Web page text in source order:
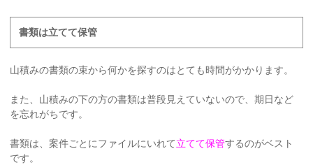
書類は立てて保管
山積みの書類の束から何かを探すのはとても時間がかかります。
また、山積みの下の方の書類は普段見えていないので、期日など
を忘れがちです。
書類は、案件ごとにファイルにいれて立てて保管するのがベスト
です。